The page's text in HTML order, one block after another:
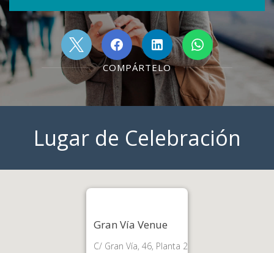
COMPÁRTELO
Lugar de Celebración
Gran Vía Venue
C/ Gran Vía, 46, Planta 2